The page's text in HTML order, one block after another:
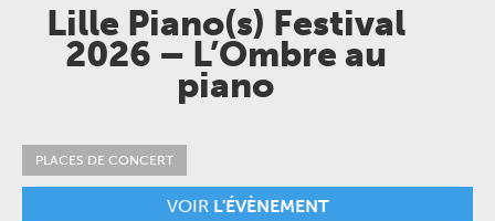
PLAYLIST
LILLELANUIT
Lille Piano(s) Festival
2026 – L’Ombre au
piano
PLACES DE CONCERT
VOIR L'ÉVÈNEMENT